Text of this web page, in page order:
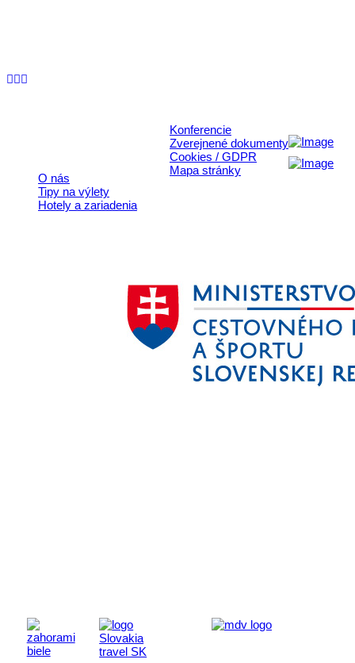
O nás
Tipy na výlety
Hotely a zariadenia
Konferencie
Zverejnené dokumenty
Cookies / GDPR
Mapa stránky